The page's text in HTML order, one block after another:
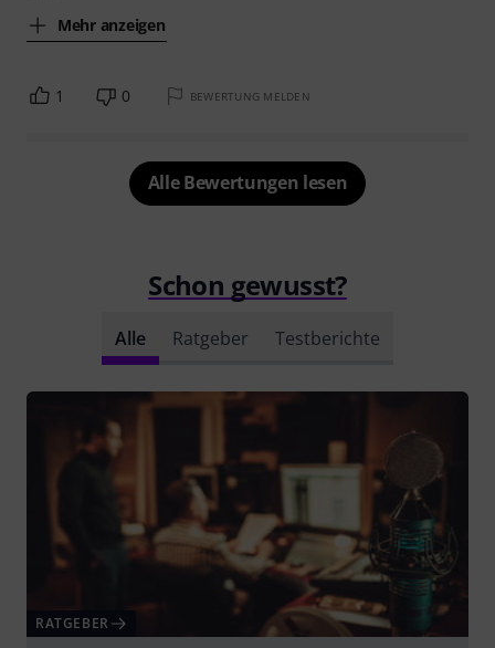
Mehr anzeigen
1 0 BEWERTUNG MELDEN
Alle Bewertungen lesen
Schon gewusst?
Alle Ratgeber Testberichte
RATGEBER